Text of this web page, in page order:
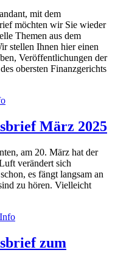
mit dem
möchten wir Sie wieder
Themen aus dem
stellen Ihnen hier einen
Veröffentlichungen der
obersten Finanzgerichts
März 2025
am 20. März hat der
verändert sich
es fängt langsam an
zu hören. Vielleicht
zum